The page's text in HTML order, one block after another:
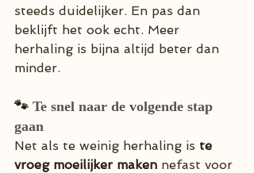
steeds duidelijker. En pas dan
beklijft het ook echt. Meer
herhaling is bijna altijd beter dan
minder.
🐾 Te snel naar de volgende stap
gaan
Net als te weinig herhaling is te
vroeg moeilijker maken nefast voor